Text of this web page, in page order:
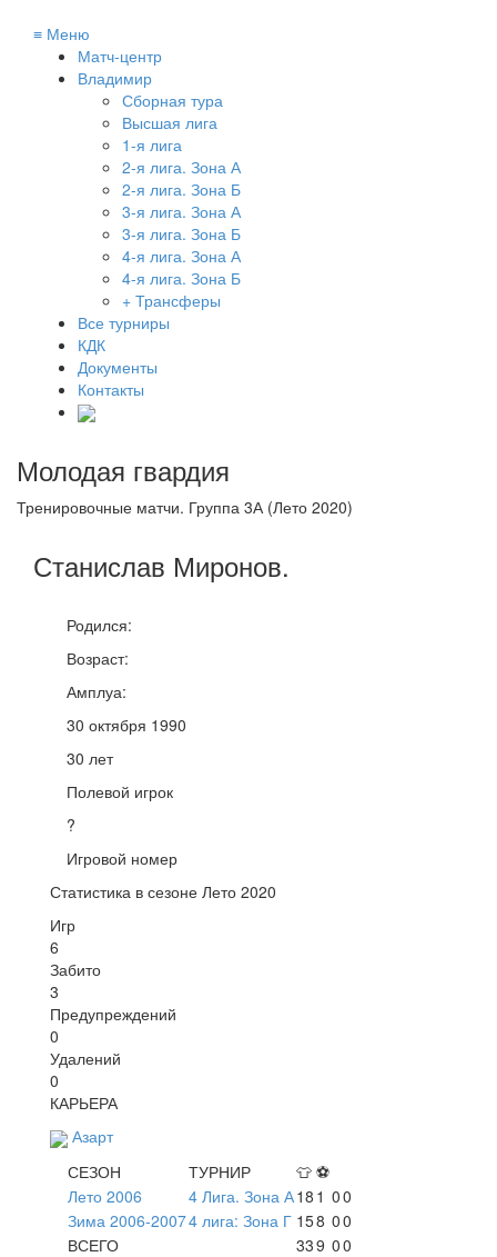
≡ Меню
Матч-центр
Владимир
Сборная тура
Высшая лига
1-я лига
2-я лига. Зона А
2-я лига. Зона Б
3-я лига. Зона А
3-я лига. Зона Б
4-я лига. Зона А
4-я лига. Зона Б
+ Трансферы
Все турниры
КДК
Документы
Контакты
Молодая гвардия
Тренировочные матчи. Группа 3А (Лето 2020)
Станислав Миронов.
Родился:
Возраст:
Амплуа:
30 октября 1990
30 лет
Полевой игрок
?
Игровой номер
Статистика в сезоне Лето 2020
Игр
6
Забито
3
Предупреждений
0
Удалений
0
КАРЬЕРА
Азарт
СЕЗОН
ТУРНИР 👕 ⚽
Лето 2006
4 Лига. Зона А18 1 00
Зима 2006-20074 лига: Зона Г 158 00
ВСЕГО
339 00